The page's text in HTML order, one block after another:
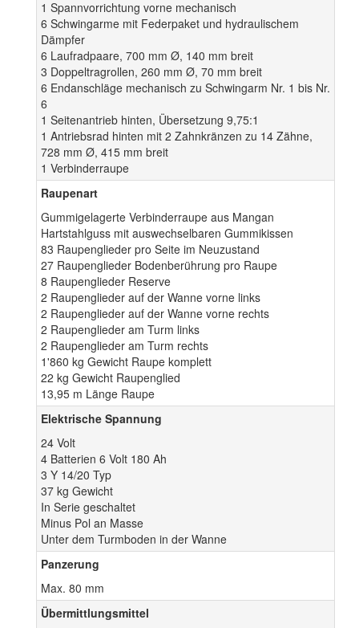
1 Spannvorrichtung vorne mechanisch
6 Schwingarme mit Federpaket und hydraulischem
Dämpfer
6 Laufradpaare, 700 mm Ø, 140 mm breit
3 Doppeltragrollen, 260 mm Ø, 70 mm breit
6 Endanschläge mechanisch zu Schwingarm Nr. 1 bis Nr.
6
1 Seitenantrieb hinten, Übersetzung 9,75:1
1 Antriebsrad hinten mit 2 Zahnkränzen zu 14 Zähne,
728 mm Ø, 415 mm breit
1 Verbinderraupe
Raupenart
Gummigelagerte Verbinderraupe aus Mangan
Hartstahlguss mit auswechselbaren Gummikissen
83 Raupenglieder pro Seite im Neuzustand
27 Raupenglieder Bodenberührung pro Raupe
8 Raupenglieder Reserve
2 Raupenglieder auf der Wanne vorne links
2 Raupenglieder auf der Wanne vorne rechts
2 Raupenglieder am Turm links
2 Raupenglieder am Turm rechts
1'860 kg Gewicht Raupe komplett
22 kg Gewicht Raupenglied
13,95 m Länge Raupe
Elektrische Spannung
24 Volt
4 Batterien 6 Volt 180 Ah
3 Y 14/20 Typ
37 kg Gewicht
In Serie geschaltet
Minus Pol an Masse
Unter dem Turmboden in der Wanne
Panzerung
Max. 80 mm
Übermittlungsmittel